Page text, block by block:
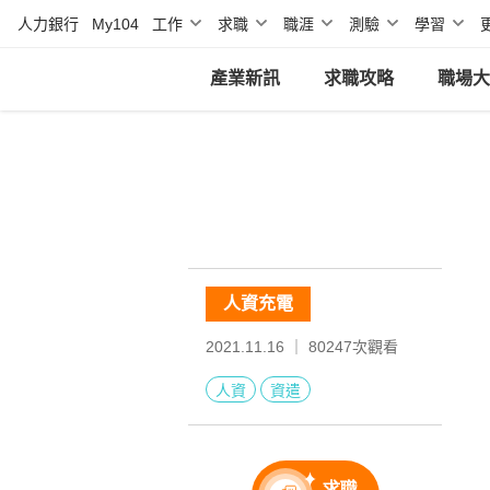
人力銀行 My104 工作 求職 職涯 測驗 學習
產業新訊 求職攻略 職場
人資充電
2021.11.16 ｜ 80247次觀看
人資 資遣